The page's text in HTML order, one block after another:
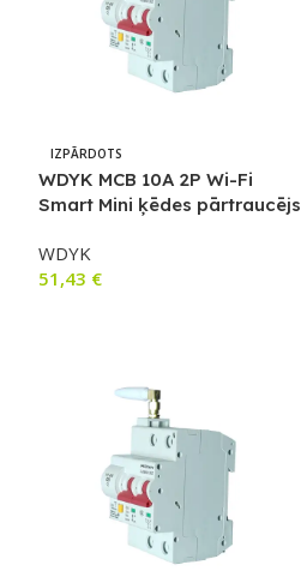
IZPĀRDOTS
WDYK MCB 10A 2P Wi-Fi
Smart Mini ķēdes pārtraucējs
WDYK
51,43 €